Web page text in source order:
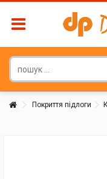
Покриття підлоги